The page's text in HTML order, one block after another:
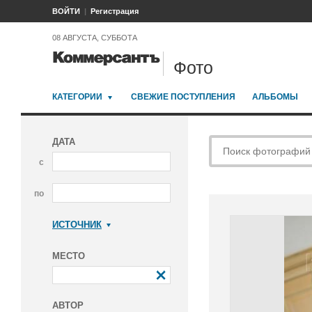
ВОЙТИ Регистрация
08 АВГУСТА, СУББОТА
Фото
КАТЕГОРИИ СВЕЖИЕ ПОСТУПЛЕНИЯ АЛЬБОМЫ
ДАТА
с
по
ИСТОЧНИК
МЕСТО
АВТОР